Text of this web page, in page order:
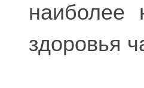
наиболее
здоровья